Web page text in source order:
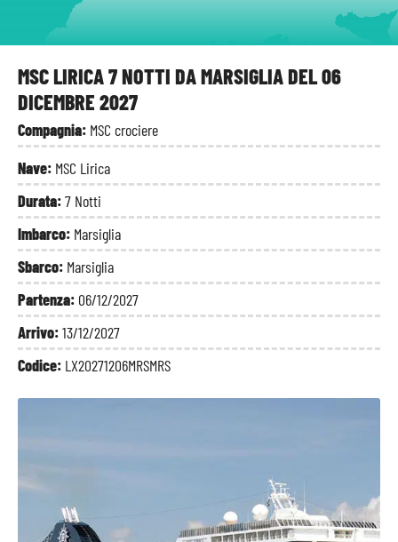
MSC LIRICA 7 NOTTI DA MARSIGLIA DEL 06
DICEMBRE 2027
Compagnia: MSC crociere
Nave: MSC Lirica
Durata:7 Notti
Imbarco: Marsiglia
Sbarco: Marsiglia
Partenza: 06/12/2027
Arrivo:13/12/2027
Codice: LX20271206MRSMRS